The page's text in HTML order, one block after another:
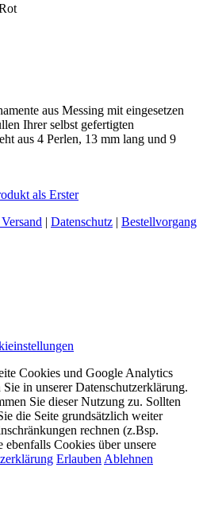
aus Messing mit eingesetzen
Ihrer selbst gefertigten
aus 4 Perlen, 13 mm lang und 9
als Erster
| Datenschutz | Bestellvorgang
Cookies und Google Analytics
in unserer Datenschutzerklärung.
Sie dieser Nutzung zu. Sollten
die Seite grundsätzlich weiter
rechnen (z.Bsp.
ebenfalls Cookies über unsere
Erlauben Ablehnen